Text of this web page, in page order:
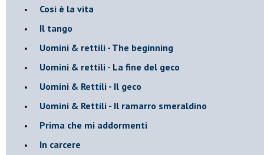
Cosi è la vita
Il tango
​Uomini & rettili - The beginning
​Uomini & rettili - La fine del geco
Uomini & Rettili - Il geco
Uomini & Rettili - Il ramarro smeraldino
Prima che mi addormenti
In carcere